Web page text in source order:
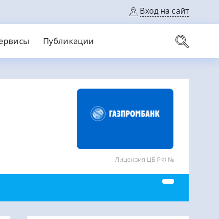
Вход на сайт
Без справок
Публикации
Лицензия ЦБ РФ №